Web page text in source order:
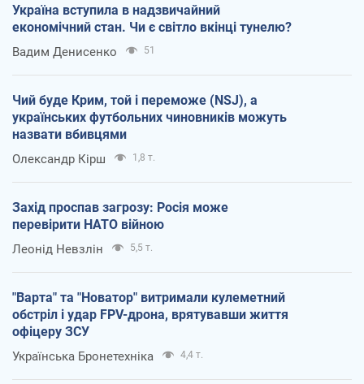
Україна вступила в надзвичайний
економічний стан. Чи є світло вкінці тунелю?
Вадим Денисенко 51
Чий буде Крим, той і переможе (NSJ), а
українських футбольних чиновників можуть
назвати вбивцями
Олександр Кірш 1,8 т.
Захід проспав загрозу: Росія може
перевірити НАТО війною
Леонід Невзлін 5,5 т.
"Варта" та "Новатор" витримали кулеметний
обстріл і удар FPV-дрона, врятувавши життя
офіцеру ЗСУ
Українська Бронетехніка 4,4 т.